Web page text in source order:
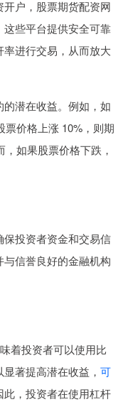
户，股票期货配资网
些平台提供安全可靠
进行交易，从而放大
潜在收益。例如，如
票价格上涨 10%，则期
如果股票价格下跌，
投资者资金和交易信
信誉良好的金融机构
着投资者可以使用比
著提高潜在收益， 可
，投资者在使用杠杆